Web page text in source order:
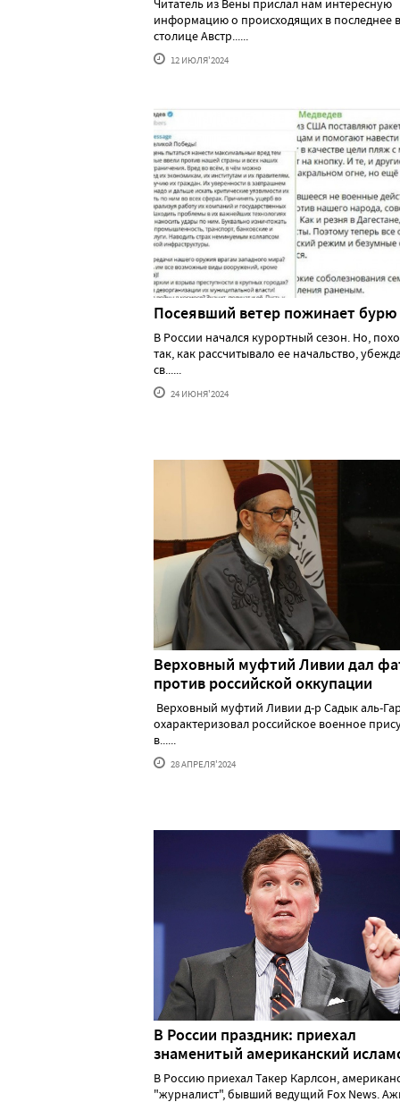
Читатель из Вены прислал нам интересную
информацию о происходящих в последнее
столице Австр......
12 ИЮЛЯ'2024
Посеявший ветер пожинает бурю
В России начался курортный сезон. Но,
так, как рассчитывало ее начальство,
св......
24 ИЮНЯ'2024
Верховный муфтий Ливии дал
против российской оккупации
Верховный муфтий Ливии д-р Садык аль-
охарактеризовал российское военное
в......
28 АПРЕЛЯ'2024
В России праздник: приехал
знаменитый американский
В Россию приехал Такер Карлсон,
"журналист", бывший ведущий Fox News.